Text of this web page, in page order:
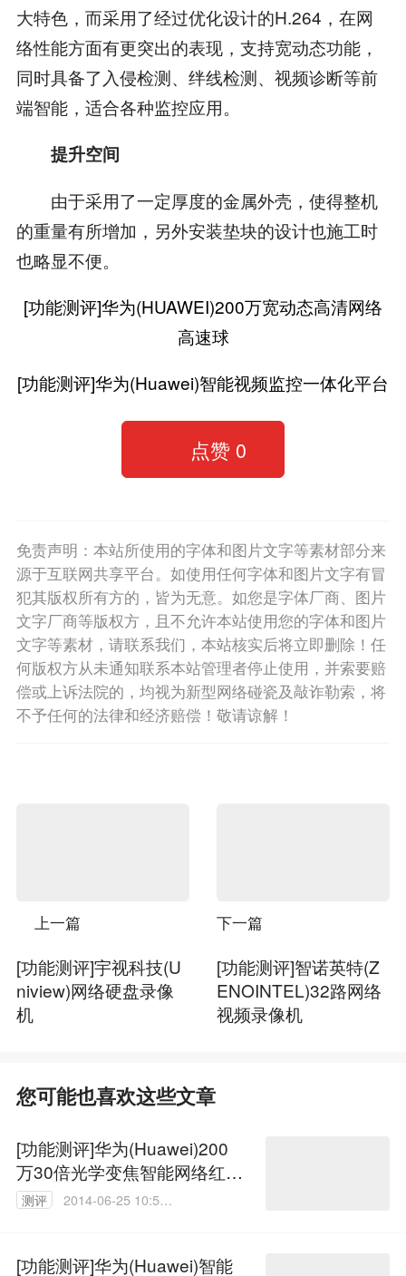
大特色，而采用了经过优化设计的H.264，在网
络性能方面有更突出的表现，支持宽动态功能，
同时具备了入侵检测、绊线检测、视频诊断等前
端智能，适合各种监控应用。
提升空间
由于采用了一定厚度的金属外壳，使得整机
的重量有所增加，另外安装垫块的设计也施工时
也略显不便。
[功能测评]华为(HUAWEI)200万宽动态高清网络
高速球
[功能测评]华为(Huawei)智能视频监控一体化平台
点赞 0
免责声明：本站所使用的字体和图片文字等素材部分来
源于互联网共享平台。如使用任何字体和图片文字有冒
犯其版权所有方的，皆为无意。如您是字体厂商、图片
文字厂商等版权方，且不允许本站使用您的字体和图片
文字等素材，请联系我们，本站核实后将立即删除！任
何版权方从未通知联系本站管理者停止使用，并索要赔
偿或上诉法院的，均视为新型网络碰瓷及敲诈勒索，将
不予任何的法律和经济赔偿！敬请谅解！
上一篇
[功能测评]宇视科技(U
niview)网络硬盘录像
机
下一篇
[功能测评]智诺英特(Z
ENOINTEL)32路网络
视频录像机
您可能也喜欢这些文章
[功能测评]华为(Huawei)200
万30倍光学变焦智能网络红外
高速球
测评
2014-06-25 10:55:
[功能测评]华为(Huawei)智能